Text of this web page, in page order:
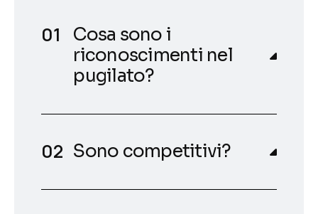
Cosa sono i
riconoscimenti nel
pugilato?
Sono competitivi?